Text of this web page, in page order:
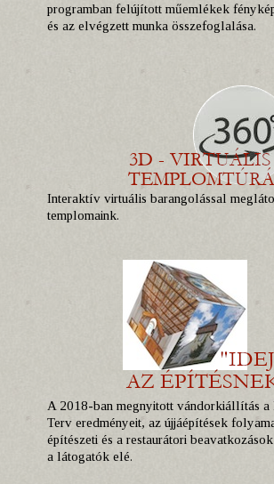
programban felújított műemlékek
és az elvégzett munka összefoglalása.
Interaktív virtuális barangolással
templomaink.
A 2018-ban megnyitott vándorkiállítás a
Terv eredményeit, az újjáépítések
építészeti és a restaurátori
a látogatók elé.